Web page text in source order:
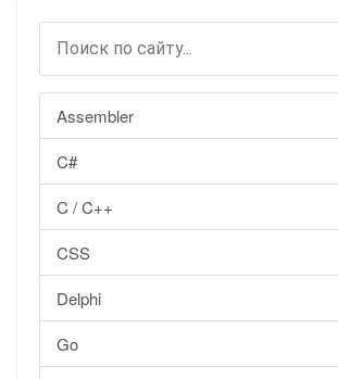
Assembler
C#
C / C++
CSS
Delphi
Go